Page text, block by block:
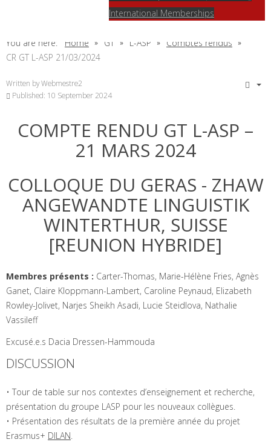
International Memberships
You are here: Home GT L-ASP
Comptes rendus
CR GT L-ASP 21/03/2024
Written byWebmestre2
Published: 10 September 2024
COMPTE RENDU GT L-ASP –
21 MARS 2024
COLLOQUE DU GERAS - ZHAW
ANGEWANDTE LINGUISTIK
WINTERTHUR, SUISSE
[REUNION HYBRIDE]
Membres présents : Carter-Thomas, Marie-Hélène Fries, Agnès
Ganet, Claire Kloppmann-Lambert, Caroline Peynaud, Elizabeth
Rowley-Jolivet, Narjes Sheikh Asadi, Lucie Steidlova, Nathalie
Vassileff
Excusé.e.s Dacia Dressen-Hammouda
DISCUSSION
• Tour de table sur nos contextes d’enseignement et recherche,
présentation du groupe LASP pour les nouveaux collègues.
• Présentation des résultats de la première année du projet
Erasmus+ DILAN.